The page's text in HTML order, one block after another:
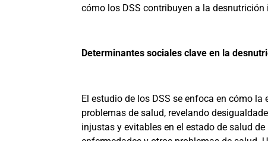
cómo los DSS contribuyen a la
Determinantes sociales clave en la
El estudio de los DSS se enfoca en cómo
problemas de salud, revelando
injustas y evitables en el estado de salud